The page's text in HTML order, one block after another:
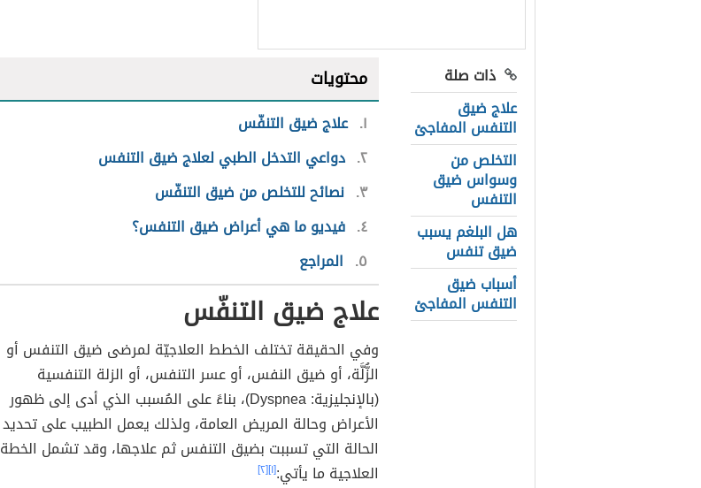
ذات صلة
علاج ضيق
التنفس المفاجئ
التخلص من
وسواس ضيق
التنفس
هل البلغم يسبب
ضيق تنفس
أسباب ضيق
التنفس المفاجئ
محتويات
١ علاج ضيق التنفّس
٢ دواعي التدخل الطبي لعلاج ضيق التنفس
٣ نصائح للتخلص من ضيق التنفّس
٤ فيديو ما هي أعراض ضيق التنفس؟
٥ المراجع
علاج ضيق التنفّس
وفي الحقيقة تختلف الخطط العلاجيّة لمرضى ضيق التنفس أو
الزُّلَّة، أو ضيق النفس، أو عسر التنفس، أو الزلة التنفسية
(بالإنجليزية: Dyspnea)، بناءً على المُسبب الذي أدى إلى ظهور
الأعراض وحالة المريض العامة، ولذلك يعمل الطبيب على تحديد
الحالة التي تسببت بضيق التنفس ثم علاجها، وقد تشمل الخطة
العلاجية ما يأتي:[١] [٢]